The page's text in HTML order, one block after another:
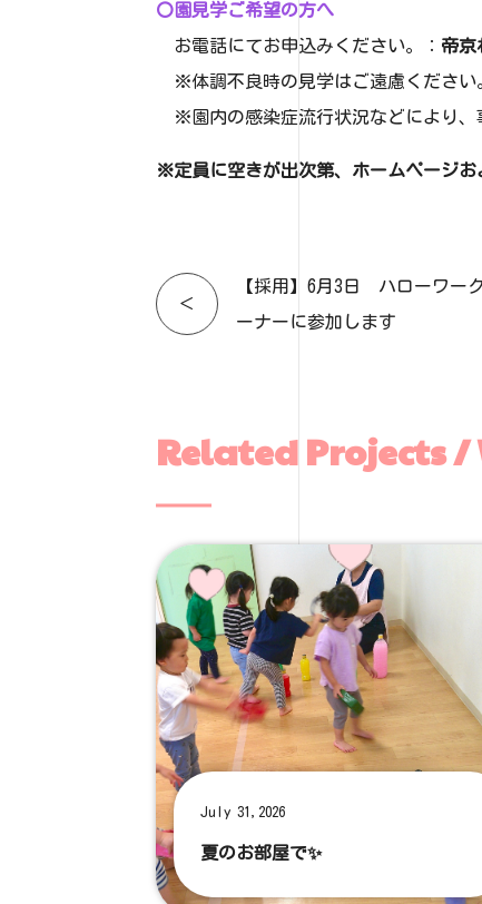
〇園見学ご希望の方へ
お電話にてお申込みください。： 帝
※体調不良時の見学はご遠慮ください
※園内の感染症流行状況などにより、
※定員に空きが出次第、ホームページお
＜
【採用】6月3日 ハローワー
ーナーに参加します
Related Projects /
July 31,2026
夏のお部屋で✨